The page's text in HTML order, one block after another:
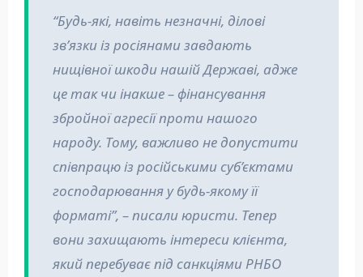
“Будь-які, навіть незначні, ділові
зв’язки із росіянами завдають
нищівної шкоди нашій Державі, адже
це так чи інакше – фінансування
збройної агресії проти нашого
народу. Тому, важливо не допустити
співпрацю із російськими суб’єктами
господарювання у будь-якому її
форматі”, – писали юристи. Тепер
вони захищають інтереси клієнта,
який перебуває під санкціями РНБО